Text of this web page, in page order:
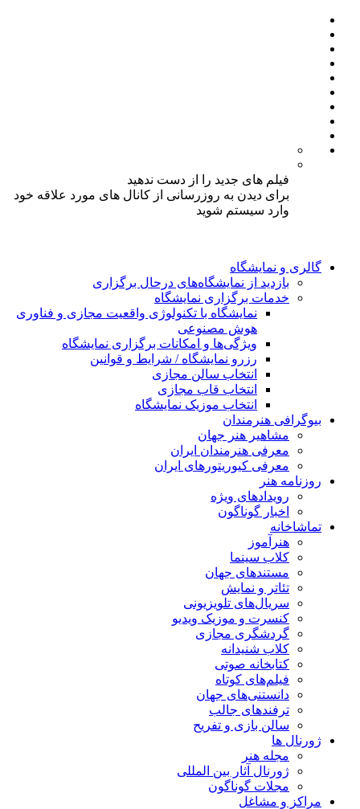
فیلم های جدید را از دست ندهید
برای دیدن به روزرسانی از کانال های مورد علاقه خود
وارد سیستم شوید
گالری و نمایشگاه
بازدید از نمایشگاه‌های درحال برگزاری
خدمات برگزاری نمایشگاه
نمایشگاه با تکنولوژی واقعیت مجازی و فناوری
هوش مصنوعی
ویژگی‌ها و امکانات برگزاری نمایشگاه
رزرو نمایشگاه / شرایط و قوانین
انتخاب سالن مجازی
انتخاب قاب مجازی
انتخاب موزیک نمایشگاه
بیوگرافی هنرمندان
مشاهیر هنر جهان
معرفی هنرمندان ایران
معرفی کیوریتورهای ایران
روزنامه هنر
رویدادهای ویژه
اخبار گوناگون
تماشاخانه
هنرآموز
کلاب سینما
مستندهای جهان
تئاتر و نمایش
سریال‌های تلویزیونی
کنسرت و موزیک ویدیو
گردشگری مجازی
کلاب شنیدانه
کتابخانه صوتی
فیلم‌های کوتاه
دانستنی‌های جهان
ترفندهای جالب
سالن بازی و تفریح
ژورنال ها
مجله هنر
ژورنال آثار بین المللی
مجلات گوناگون
مراکز و مشاغل